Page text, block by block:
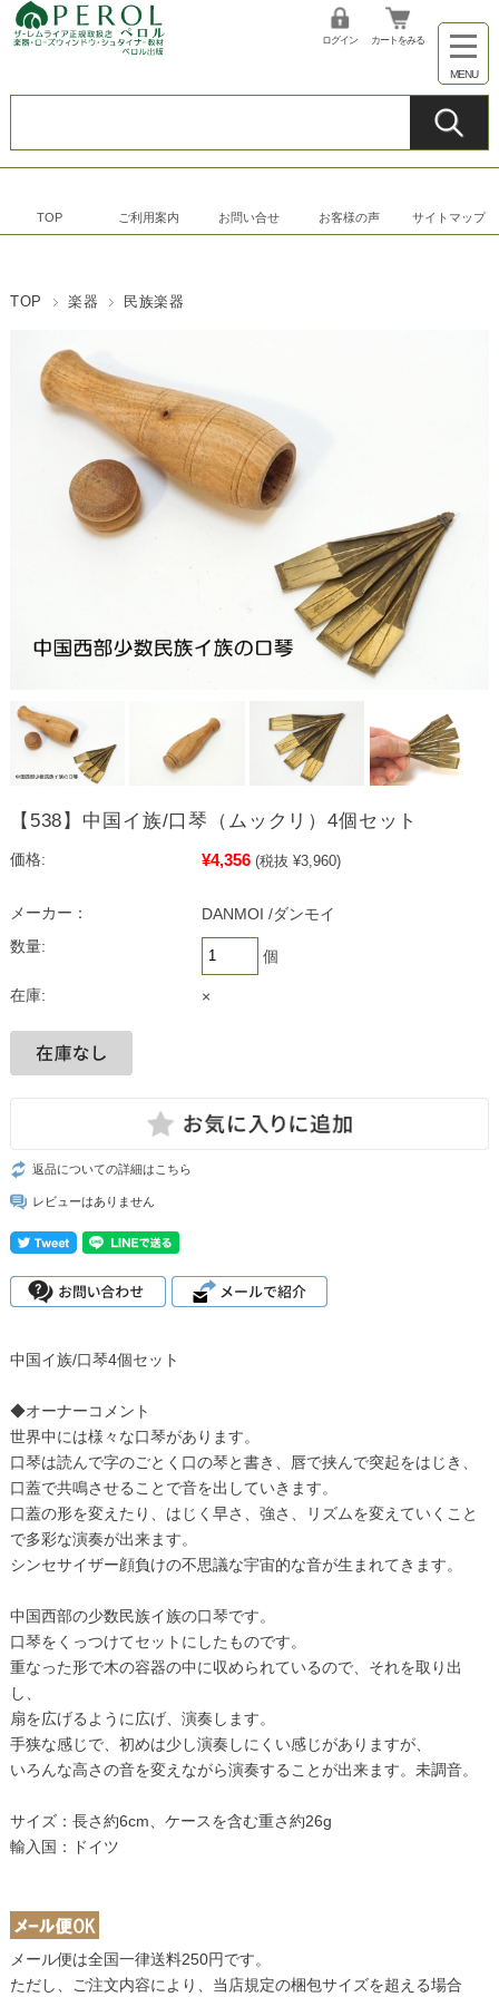
ログイン カートをみる
TOP ご利用案内 お問い合せ お客様の声 サイトマップ
TOP 楽器 民族楽器
【538】中国イ族/口琴（ムックリ）4個セット
価格: ¥4,356 (税抜 ¥3,960)
メーカー：
DANMOI /ダンモイ
数量:
個
在庫: ×
返品についての詳細はこちら
レビューはありません
中国イ族/口琴4個セット
◆オーナーコメント
世界中には様々な口琴があります。
口琴は読んで字のごとく口の琴と書き、唇で挟んで突起をはじき、
口蓋で共鳴させることで音を出していきます。
口蓋の形を変えたり、はじく早さ、強さ、リズムを変えていくこと
で多彩な演奏が出来ます。
シンセサイザー顔負けの不思議な宇宙的な音が生まれてきます。
中国西部の少数民族イ族の口琴です。
口琴をくっつけてセットにしたものです。
重なった形で木の容器の中に収められているので、それを取り出
し、
扇を広げるように広げ、演奏します。
手狭な感じで、初めは少し演奏しにくい感じがありますが、
いろんな高さの音を変えながら演奏することが出来ます。未調音。
サイズ：長さ約6cm、ケースを含む重さ約26g
輸入国：ドイツ
メール便は全国一律送料250円です。
ただし、ご注文内容により、当店規定の梱包サイズを超える場合